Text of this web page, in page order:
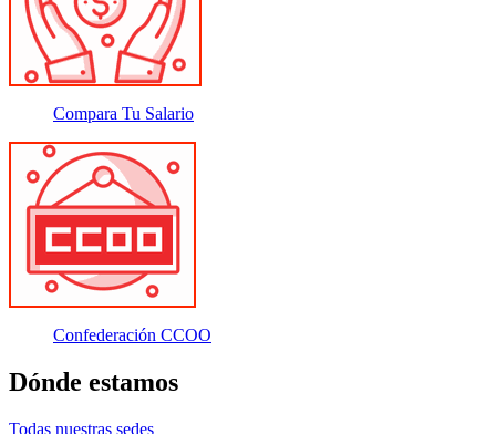
Compara Tu Salario
Confederación CCOO
Dónde estamos
Todas nuestras sedes